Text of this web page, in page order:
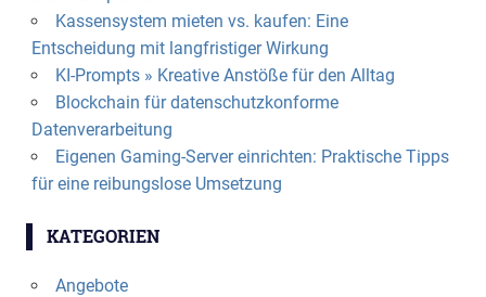
Kassensystem mieten vs. kaufen: Eine
Entscheidung mit langfristiger Wirkung
KI-Prompts » Kreative Anstöße für den Alltag
Blockchain für datenschutzkonforme
Datenverarbeitung
Eigenen Gaming-Server einrichten: Praktische Tipps
für eine reibungslose Umsetzung
KATEGORIEN
Angebote